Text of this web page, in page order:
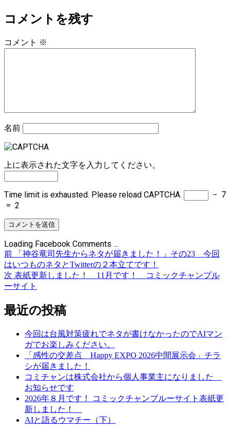
コメントを残す
コメント ※
名前
上に表示された文字を入力してください。
Time limit is exhausted. Please reload CAPTCHA. − 7
= 2
Loading Facebook Comments ...
投
稿
ナ
ビ
前
前
の
投
稿:
「神谷竜司先生からネタが届きました！」その23 今回
はいつものネタとTwitterの２本立てです！
次 次
の
稿:
表紙更新しました！ 11月です！ コミックチャンプル
ーサイト
最近の投稿
今回は台風対策疲れでネタが書けなかったのでAIマン
ガでお楽しみください。
「感性の交差点 Happy EXPO 2026中間展示会」チラ
シが届きました！
コミチャンは株式会社から個人事業主になりました
お知らせです
2026年８月です！ コミックチャンプルーサイト表紙更
新しました！
AIと語るウマチー（下）